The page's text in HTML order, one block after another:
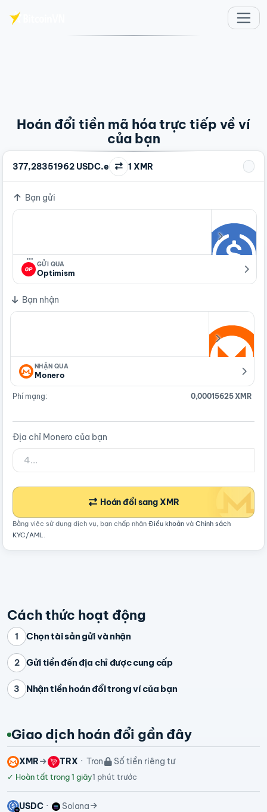
Hoán đổi tiền mã hóa trực tiếp về ví
của bạn
377,28351962 USDC.e 1 XMR
Bạn gửi
…
GỬI QUA
Optimism
Bạn nhận
NHẬN QUA
Monero
Phí mạng: 0,00015625 XMR
Địa chỉ Monero của bạn
Hoán đổi sang XMR
Bằng việc sử dụng dịch vụ, bạn chấp nhận Điều khoản và Chính sách
KYC/AML.
Cách thức hoạt động
1 Chọn tài sản gửi và nhận
2 Gửi tiền đến địa chỉ được cung cấp
3 Nhận tiền hoán đổi trong ví của bạn
Giao dịch hoán đổi gần đây
XMR TRX Tron Số tiền riêng tư
✓ Hoàn tất trong 1 giây1 phút trước
USDC
Solana